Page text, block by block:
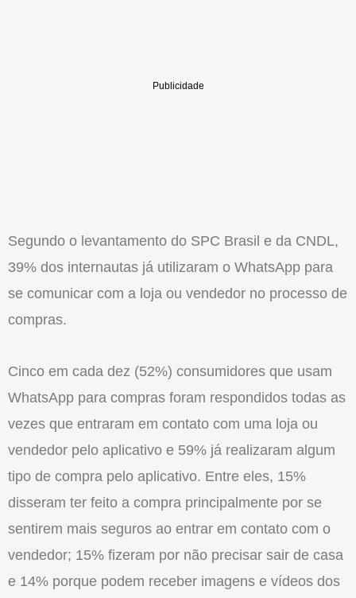
Segundo o levantamento do SPC Brasil e da CNDL,
39% dos internautas já utilizaram o WhatsApp para
se comunicar com a loja ou vendedor no processo de
compras.
Cinco em cada dez (52%) consumidores que usam
WhatsApp para compras foram respondidos todas as
vezes que entraram em contato com uma loja ou
vendedor pelo aplicativo e 59% já realizaram algum
tipo de compra pelo aplicativo. Entre eles, 15%
disseram ter feito a compra principalmente por se
sentirem mais seguros ao entrar em contato com o
vendedor; 15% fizeram por não precisar sair de casa
e 14% porque podem receber imagens e vídeos dos